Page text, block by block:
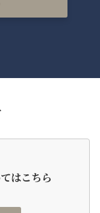
はこちら